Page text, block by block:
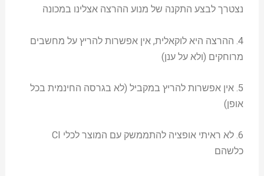
נצטרך לבצע התקנה של מנוע ההרצה אצלינו במכונה
4. ההרצה היא לוקאלית, אין אפשרות להריץ על מחשבים
מרוחקים (ולא על ענן)
5. אין אפשרות להריץ במקביל (לא בגרסה החינמית בכל
אופן)
6. לא ראיתי אופציה להתממשק עם המוצר לכלי CI
כלשהם